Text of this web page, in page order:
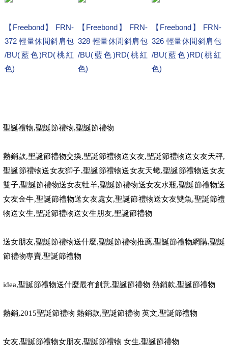
【Freebond】 FRN-
372 輕量休閒斜肩包
/BU(藍色)RD(桃紅
色)
【Freebond】 FRN-
328 輕量休閒斜肩包
/BU(藍色)RD(桃紅
色)
【Freebond】 FRN-
326 輕量休閒斜肩包
/BU(藍色)RD(桃紅
色)
聖誕禮物,聖誕節禮物,聖誕節禮物
熱銷款,聖誕節禮物交換,聖誕節禮物送女友,聖誕節禮物送女友天秤,
聖誕節禮物送女友獅子,聖誕節禮物送女友天蠍,聖誕節禮物送女友
雙子,聖誕節禮物送女友牡羊,聖誕節禮物送女友水瓶,聖誕節禮物送
女友金牛,聖誕節禮物送女友處女,聖誕節禮物送女友雙魚,聖誕節禮
物送女生,聖誕節禮物送女生朋友,聖誕節禮物
送女朋友,聖誕節禮物送什麼,聖誕節禮物推薦,聖誕節禮物網購,聖誕
節禮物專賣,聖誕節禮物
idea,聖誕節禮物送什麼最有創意,聖誕節禮物 熱銷款,聖誕節禮物
熱銷,2015聖誕節禮物 熱銷款,聖誕節禮物 英文,聖誕節禮物
女友,聖誕節禮物女朋友,聖誕節禮物 女生,聖誕節禮物